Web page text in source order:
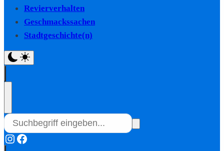
Revierverhalten
Geschmackssachen
Stadtgeschichte(n)
Instagram
Facebook